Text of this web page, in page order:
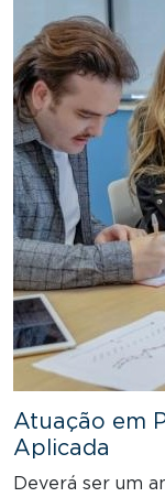
Atuação em
Aplicada
Deverá ser um